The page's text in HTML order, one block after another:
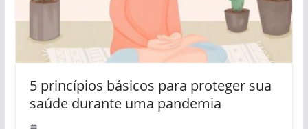
5 princípios básicos para proteger sua
saúde durante uma pandemia